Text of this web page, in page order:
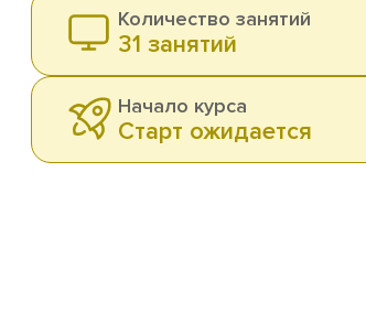
Количество занятий
31 занятий
Начало курса
Старт ожидается